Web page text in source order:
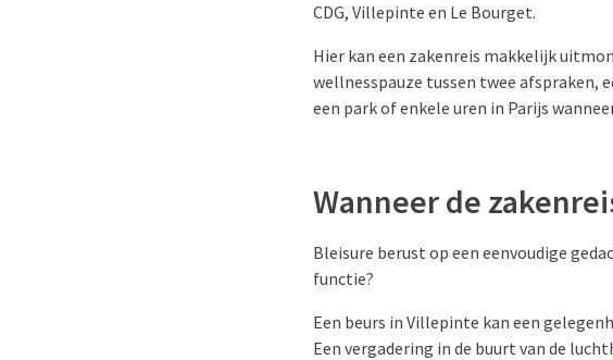
CDG, Villepinte en Le Bourget.
Hier kan een zakenreis makkelijk
wellnesspauze tussen twee afspraken,
een park of enkele uren in Parijs
Wanneer de
Bleisure berust op een eenvoudige
functie?
Een beurs in Villepinte kan een
Een vergadering in de buurt van de